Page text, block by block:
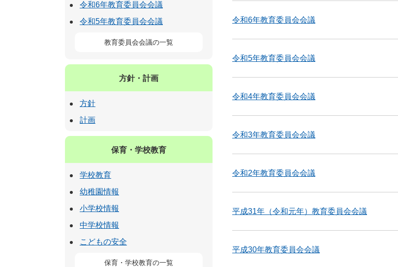
令和6年教育委員会会議
令和5年教育委員会会議
令和4年教育委員会会議
令和3年教育委員会会議
令和2年教育委員会会議
平成31年（令和元年）教育委員会会議
平成30年教育委員会会議
令和6年教育委員会会議
令和5年教育委員会会議
教育委員会会議の一覧
方針・計画
方針
計画
保育・学校教育
学校教育
幼稚園情報
小学校情報
中学校情報
こどもの安全
保育・学校教育の一覧